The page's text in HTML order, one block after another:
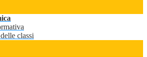
classi